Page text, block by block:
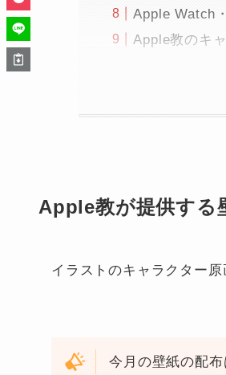
Apple Watch
Apple教のキ
Apple教が提供する
イラストのキャラクター原
今月の壁紙の配